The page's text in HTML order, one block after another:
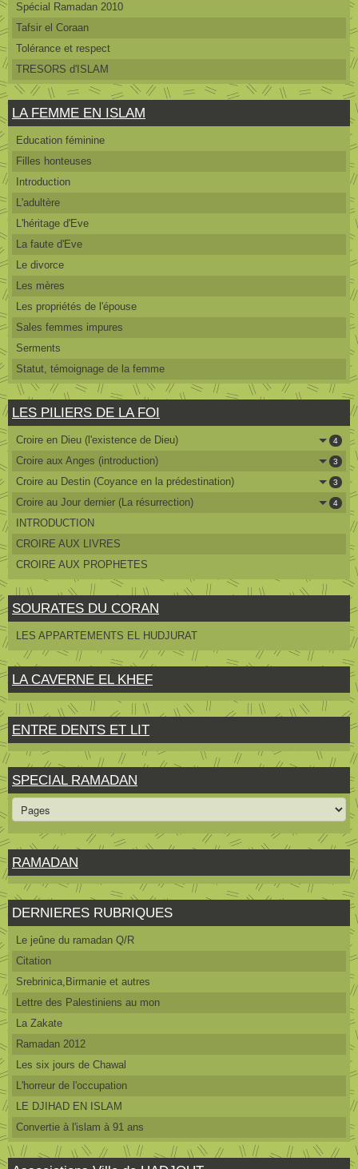
Spécial Ramadan 2010
Tafsir el Coraan
Tolérance et respect
TRESORS d'ISLAM
LA FEMME EN ISLAM
Education féminine
Filles honteuses
Introduction
L'adultère
L'héritage d'Eve
La faute d'Eve
Le divorce
Les mères
Les propriétés de l'épouse
Sales femmes impures
Serments
Statut, témoignage de la femme
LES PILIERS DE LA FOI
Croire en Dieu (l'existence de Dieu) 4
Croire aux Anges (introduction) 3
Croire au Destin (Coyance en la prédestination) 3
Croire au Jour dernier (La résurrection) 4
INTRODUCTION
CROIRE AUX LIVRES
CROIRE AUX PROPHETES
SOURATES DU CORAN
LES APPARTEMENTS EL HUDJURAT
LA CAVERNE EL KHEF
ENTRE DENTS ET LIT
SPECIAL RAMADAN
RAMADAN
DERNIERES RUBRIQUES
Le jeûne du ramadan Q/R
Citation
Srebrinica,Birmanie et autres
Lettre des Palestiniens au mon
La Zakate
Ramadan 2012
Les six jours de Chawal
L'horreur de l'occupation
LE DJIHAD EN ISLAM
Convertie à l'islam à 91 ans